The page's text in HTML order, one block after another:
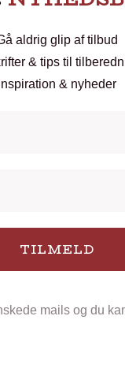
aldrig glip af tilbud
& tips til
Inspiration & nyheder
TILMELD
mails og du